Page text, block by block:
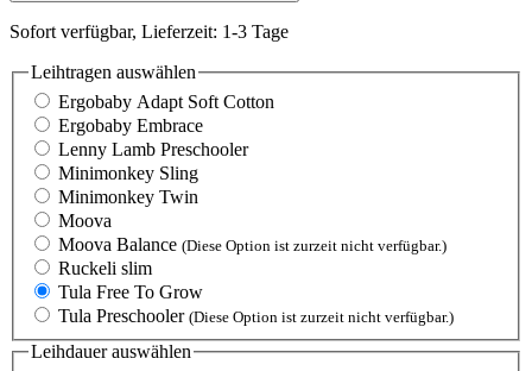
Sofort verfügbar, Lieferzeit: 1-3 Tage
Leihtragen auswählen
Ergobaby Adapt Soft Cotton
Ergobaby Embrace
Lenny Lamb Preschooler
Minimonkey Sling
Minimonkey Twin
Moova
Moova Balance (Diese Option ist zurzeit nicht verfügbar.)
Ruckeli slim
Tula Free To Grow
Tula Preschooler (Diese Option ist zurzeit nicht verfügbar.)
Leihdauerauswählen